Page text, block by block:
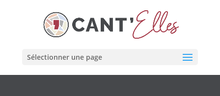
Sélectionner une page